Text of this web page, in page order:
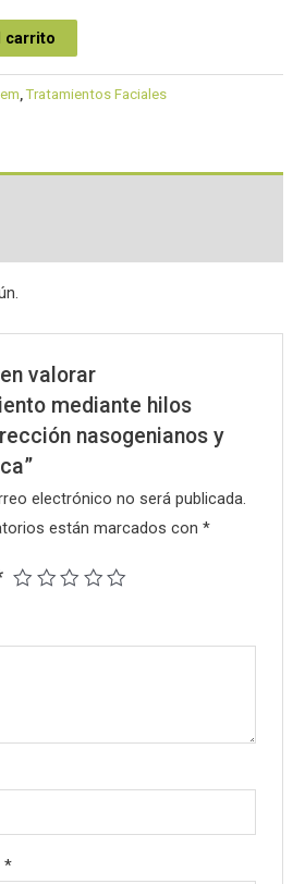
carrito
,Tratamientos Faciales
valorar
mediante hilos
nasogenianos y
electrónico no será publicada.
están marcados con*
*